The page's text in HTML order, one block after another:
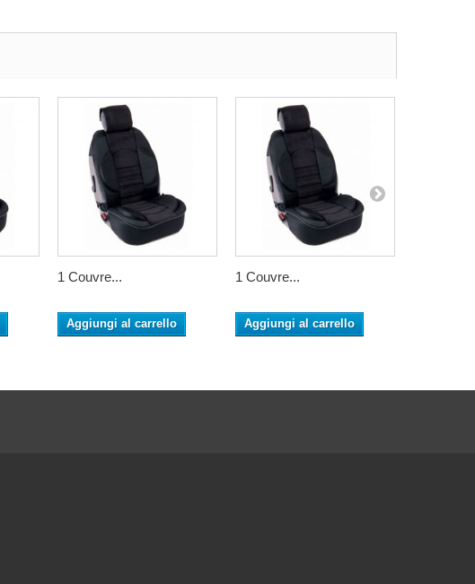
1 Couvre...
Aggiungi al carrello
1 Couvre...
Aggiungi al carrello